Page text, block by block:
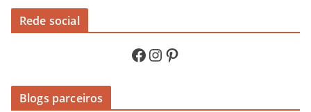
Rede social
Facebook InstagramPinterest
Blogs parceiros